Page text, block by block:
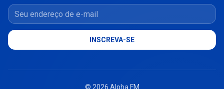
Seu endereço de e-mail
INSCREVA-SE
© 2026 Alpha FM